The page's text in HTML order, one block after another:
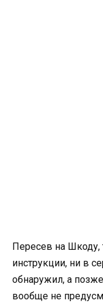
Пересев на Шкоду,
инструкции, ни в
обнаружил, а
вообще не